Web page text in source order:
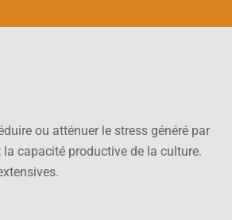
ou atténuer le stress généré par
capacité productive de la culture.